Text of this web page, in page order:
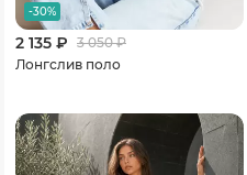
-30%
2 135 ₽ 3 050₽
Лонгслив поло